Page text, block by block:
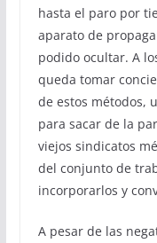
hasta el paro por
aparato de
podido ocultar. A
queda tomar
de estos métodos,
para sacar de la
viejos sindicatos
del conjunto de
incorporarlos y
A pesar de las